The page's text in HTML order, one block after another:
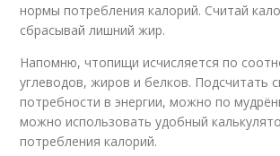
нормы потребления калорий. Считай
сбрасывай лишний жир.
Напомню, чтопищи исчисляется по
углеводов, жиров и белков. Подсчитать
потребности в энергии, можно по
можно использовать удобный
потребления калорий.